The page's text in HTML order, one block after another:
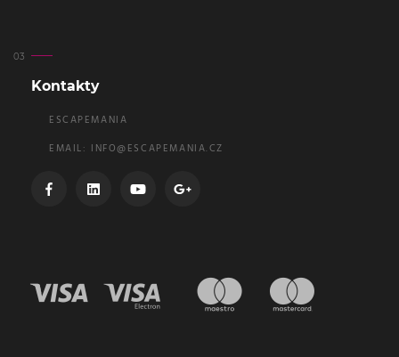
Kontakty
ESCAPEMANIA
EMAIL: INFO@ESCAPEMANIA.CZ